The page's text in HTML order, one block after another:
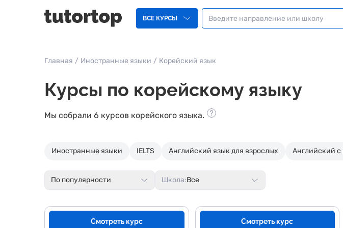
ВСЕ КУРСЫ
Главная / Иностранные языки / Корейский язык
Курсы по корейскому языку
Мы собрали 6 курсов корейского языка.
Иностранные языки IELTS Английский язык для взрослых Английский с
Школа:Все
По популярности
Смотреть курс Смотреть курс